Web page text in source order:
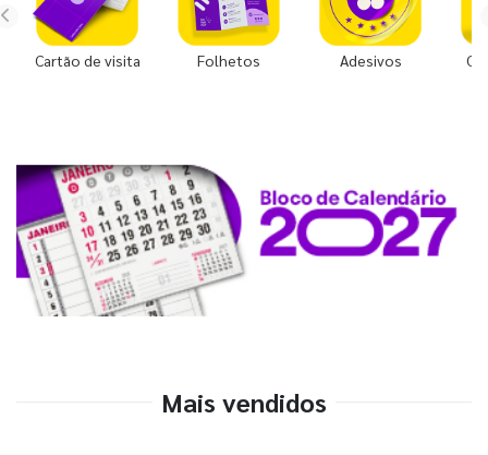
Cartão de visita Folhetos Adesivos
Mais vendidos